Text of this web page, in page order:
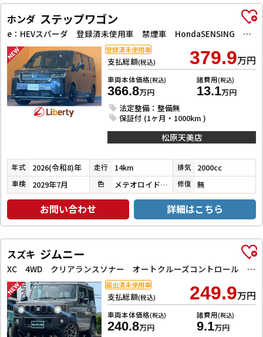
ホンダ ステップワゴン
e：HEVスパーダ 登録済未使用車 禁煙車 HondaSENSING 両側自動ドア アダプティブクルーズコントロール 電子パーキング パワーバックドア アダプティブクルーズコントロール ブラインドスポットモニター
支払総額(税込) 379.9万円
車両本体価格(税込)
366.8万円
諸費用(税込)
13.1万円
法定整備：整備無
保証付 (1ヶ月・1000km )
登録済未使用車
松原天美店
年式 2026(令和8)年 走行 14km 排気 2000cc
車検 2029年7月 色 メテオロイドグレーメタリック 修復 無
お問い合わせ 詳細はこちら
スズキ ジムニー
XC 4WD クリアランスソナー オートクルーズコントロール レーンアシスト 衝突被害軽減システム オートライト LEDヘッドランプ ヘッドライトウォッシャー スマートキー アイドリングストップ
支払総額(税込) 249.9万円
車両本体価格(税込)
240.8万円
諸費用(税込)
9.1万円
届出済未使用車